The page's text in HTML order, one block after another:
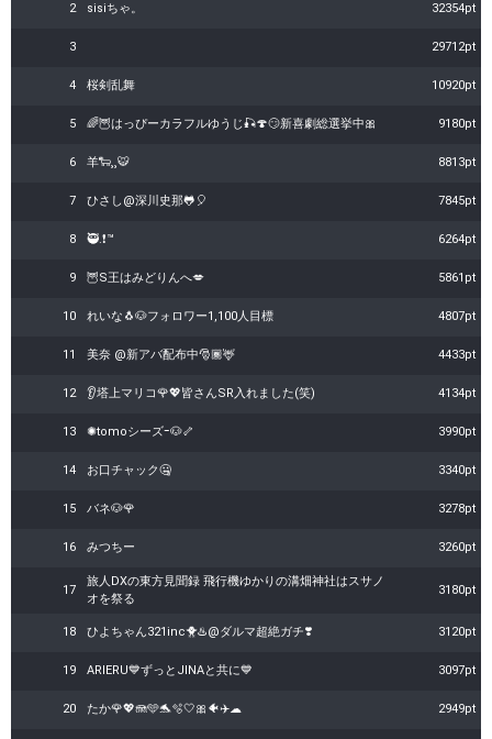
2 sisiちゃ。 32354pt
3 29712pt
4 桜剣乱舞 10920pt
5 🌈🦉はっぴーカラフルゆうじ🎣🍄😏新喜劇総選挙中🎀 9180pt
6 羊🐑⸒⸒🐯 8813pt
7 ひさし@深川史那🐸🎈 7845pt
8 🥷.❗️™︎ 6264pt
9 🦉S王はみどりんへ💋 5861pt
10 れいな🐧🐶フォロワー1,100人目標 4807pt
11 美奈 @新アバ配布中🎅🏾🦌 4433pt
12 👂塔上マリコ🌹💖皆さんSR入れました(笑) 4134pt
13 ✺tomoシーズｰ🐶🦴 3990pt
14 お口チャック🤐 3340pt
15 バネ🐶🌹 3278pt
16 みつちー 3260pt
17
旅人DXの東方見聞録 飛行機ゆかりの溝畑神社はスサノ
オを祭る
3180pt
18 ひよちゃん321inc🐥♨️@ダルマ超絶ガチ❣️ 3120pt
19 ARIERU💙ずっとJINAと共に💙 3097pt
20 たか🌹💖🪼🩵🐬🫧‎🤍🎀🐠✈️︎︎☁ 2949pt